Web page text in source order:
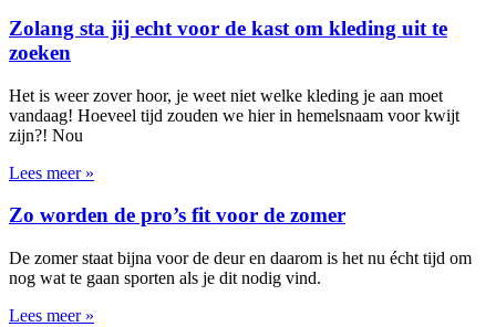
Zolang sta jij echt voor de kast om kleding uit te
zoeken
Het is weer zover hoor, je weet niet welke kleding je aan moet
vandaag! Hoeveel tijd zouden we hier in hemelsnaam voor kwijt
zijn?! Nou
Lees meer »
Zo worden de pro’s fit voor de zomer
De zomer staat bijna voor de deur en daarom is het nu écht tijd om
nog wat te gaan sporten als je dit nodig vind.
Lees meer »